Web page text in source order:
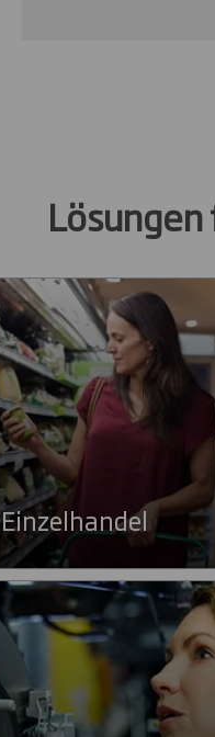
Einzelhandel